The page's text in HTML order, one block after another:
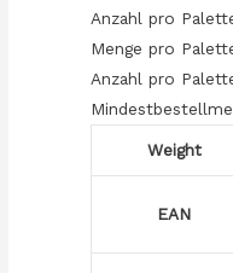
Anzahl pro
Menge pro
Anzahl pro
Weight
EAN